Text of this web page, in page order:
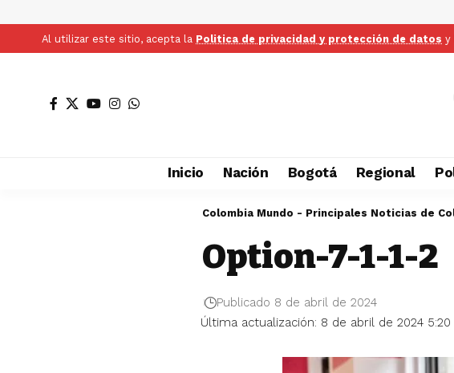
Al utilizar este sitio, acepta la Politica de privacidad y protección de datos y
Inicio Nación Bogotá Regional
Colombia Mundo - Principales Noticias de
Option-7-1-1-2
Última actualización: 8 de abril de 2024 5:20
Publicado 8 de abril de 2024